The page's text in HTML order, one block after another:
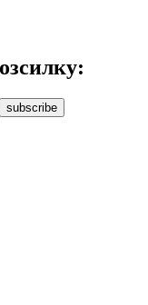
subscribe